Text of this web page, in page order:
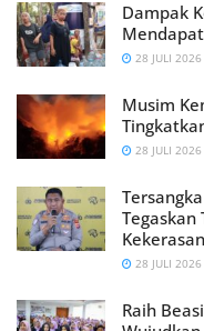
Dampak
28 JULI 2026
Musim
28 JULI 2026
Tegaskan
28 JULI 2026
Raih